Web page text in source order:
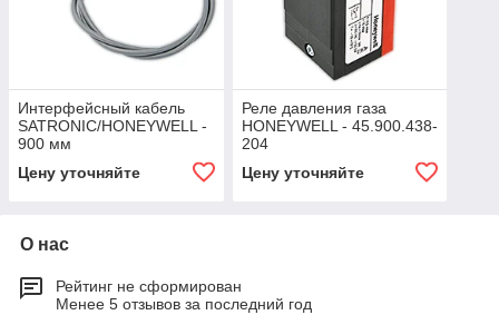
Интерфейсный кабель
SATRONIC/HONEYWELL -
900 мм
Цену уточняйте
Реле давления газа
HONEYWELL - 45.900.438-
204
Цену уточняйте
О нас
Рейтинг не сформирован
Менее 5 отзывов за последний год